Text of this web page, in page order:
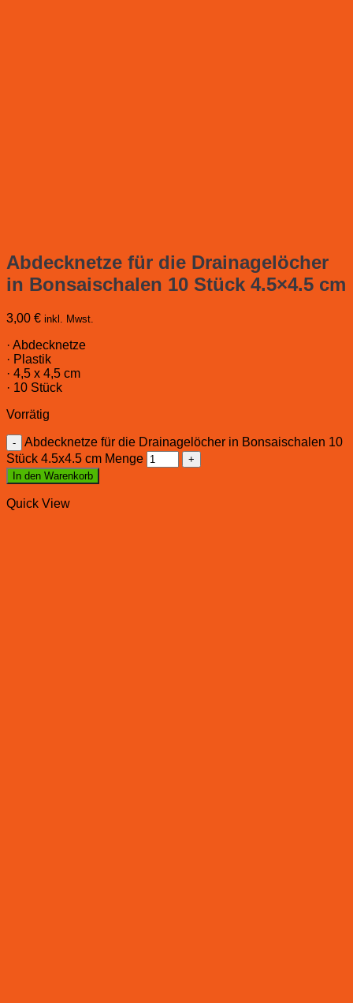
Abdecknetze für die Drainagelöcher
in Bonsaischalen 10 Stück 4.5×4.5 cm
3,00 € inkl. Mwst.
· Abdecknetze
· Plastik
· 4,5 x 4,5 cm
· 10 Stück
Vorrätig
Abdecknetze für die Drainagelöcher in Bonsaischalen 10
Stück 4.5x4.5 cm Menge
In den Warenkorb
Quick View